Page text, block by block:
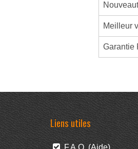
Meilleur
Garantie
Liens utiles
F.A.Q. (Aide)